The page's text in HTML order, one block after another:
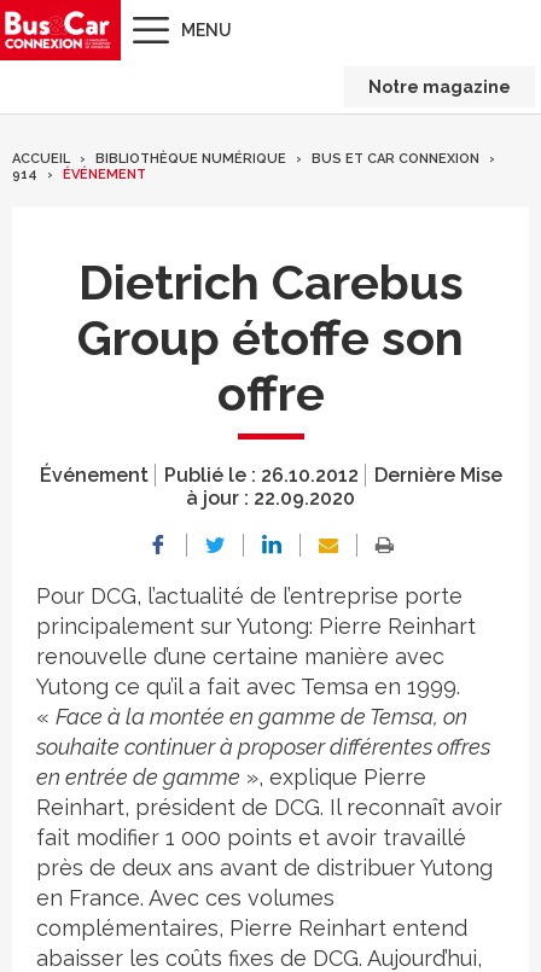
MENU
Notre magazine
ACCUEIL BIBLIOTHÈQUE NUMÉRIQUE
BUS ET CAR CONNEXION
914
ÉVÉNEMENT
Dietrich Carebus
Group étoffe son
offre
Événement Publié le : 26.10.2012
Dernière Mise
à jour : 22.09.2020
Pour DCG, l’actualité de l’entreprise porte
principalement sur Yutong: Pierre Reinhart
renouvelle d’une certaine manière avec
Yutong ce qu’il a fait avec Temsa en 1999.
« Face à la montée en gamme de Temsa, on
souhaite continuer à proposer différentes offres
en entrée de gamme », explique Pierre
Reinhart, président de DCG. Il reconnaît avoir
fait modifier 1 000 points et avoir travaillé
près de deux ans avant de distribuer Yutong
en France. Avec ces volumes
complémentaires, Pierre Reinhart entend
abaisser les coûts fixes de DCG. Aujourd’hui,